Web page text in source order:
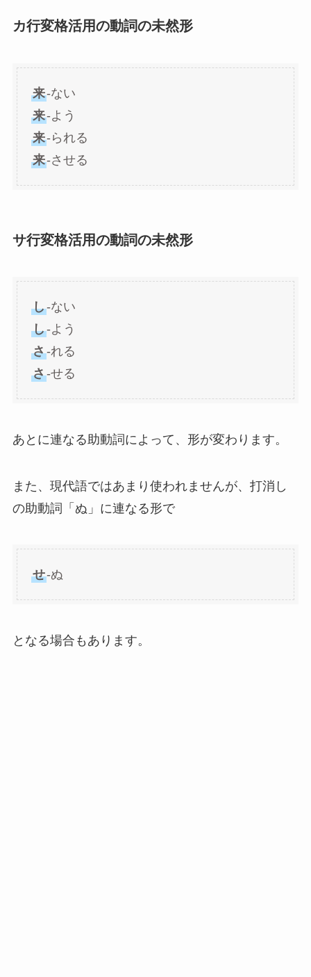
カ行変格活用の動詞の未然形
来-ない
来-よう
来-られる
来-させる
サ行変格活用の動詞の未然形
し-ない
し-よう
さ-れる
さ-せる
あとに連なる助動詞によって、形が変わります。
また、現代語ではあまり使われませんが、打消し
の助動詞「ぬ」に連なる形で
せ-ぬ
となる場合もあります。